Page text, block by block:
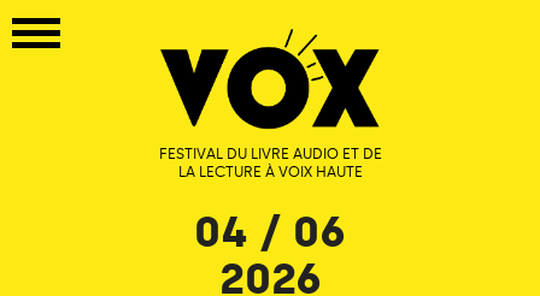
FESTIVAL DU LIVRE AUDIO ET DE
LA LECTURE À VOIX HAUTE
04 / 06
2026